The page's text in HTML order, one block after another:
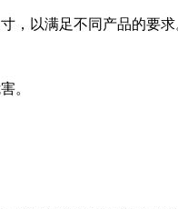
，以满足不同产品的要求
。